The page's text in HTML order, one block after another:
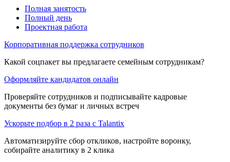
Полная занятость
Полный день
Проектная работа
Корпоративная поддержка сотрудников
Какой соцпакет вы предлагаете семейным сотрудникам?
Оформляйте кандидатов онлайн
Проверяйте сотрудников и подписывайте кадровые
документы без бумаг и личных встреч
Ускорьте подбор в 2 раза с Talantix
Автоматизируйте сбор откликов, настройте воронку,
собирайте аналитику в 2 клика